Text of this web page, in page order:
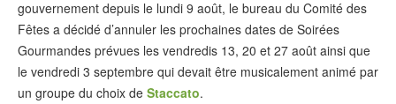
gouvernement depuis le lundi 9 août, le bureau du Comité des
Fêtes a décidé d’annuler les prochaines dates de Soirées
Gourmandes prévues les vendredis 13, 20 et 27 août ainsi que
le vendredi 3 septembre qui devait être musicalement animé par
un groupe du choix de Staccato.